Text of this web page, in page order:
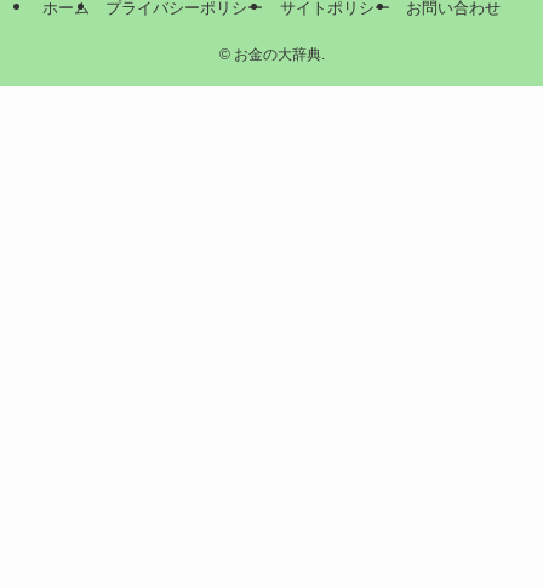
ホーム プライバシーポリシー サイトポリシー お問い合わせ
©お金の大辞典.